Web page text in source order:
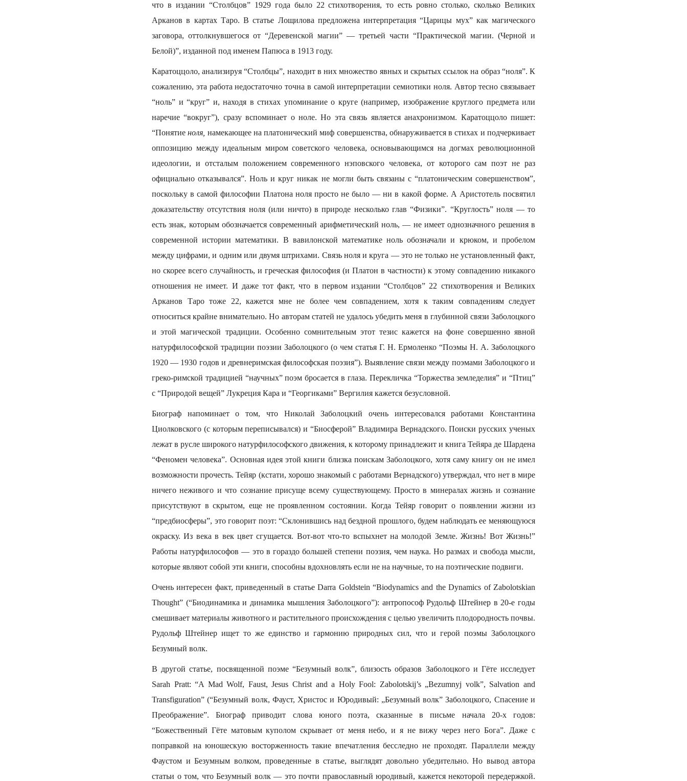
что в издании “Столбцов” 1929 года было 22 стихотворения, то есть ровно столько, сколько Великих
Арканов в картах Таро. В статье Лощилова предложена интерпретация “Царицы мух” как магического
заговора, оттолкнувшегося от “Деревенской магии” — третьей части “Практической магии. (Черной и
Белой)”, изданной под именем Папюса в 1913 году.
Каратоццоло, анализируя “Столбцы”, находит в них множество явных и скрытых ссылок на образ “ноля”. К
сожалению, эта работа недостаточно точна в самой интерпретации семиотики ноля. Автор тесно связывает
“ноль” и “круг” и, находя в стихах упоминание о круге (например, изображение круглого предмета или
наречие “вокруг”), сразу вспоминает о ноле. Но эта связь является анахронизмом. Каратоццоло пишет:
“Понятиеноля, намекающее на платонический миф совершенства, обнаруживается в стихах и подчеркивает
оппозицию между идеальным миром советского человека, основывающимся на догмах революционной
идеологии, и отсталым положением современного нэповского человека, от которого сам поэт не раз
официально отказывался”. Ноль и круг никак не могли быть связаны с “платоническим совершенством”,
поскольку в самой философии Платона ноля просто не было — ни в какой форме. А Аристотель посвятил
доказательству отсутствия ноля (или ничто) в природе несколько глав “Физики”. “Круглость” ноля — то
есть знак, которым обозначается современный арифметический ноль, — не имеет однозначного решения в
современной истории математики. В вавилонской математике ноль обозначали и крюком, и пробелом
между цифрами, и одним или двумя штрихами. Связь ноля и круга — это не только не установленный факт,
но скорее всего случайность, и греческая философия (и Платон в частности) к этому совпадению никакого
отношения не имеет. И даже тот факт, что в первом издании “Столбцов” 22 стихотворения и Великих
Арканов Таро тоже 22, кажется мне не более чем совпадением, хотя к таким совпадениям следует
относиться крайне внимательно. Но авторам статей не удалось убедить меня в глубинной связи Заболоцкого
и этой магической традиции. Особенно сомнительным этот тезис кажется на фоне совершенно явной
натурфилософской традиции поэзии Заболоцкого (о чем статья Г. Н. Ермоленко “Поэмы Н. А. Заболоцкого
1920 — 1930 годов и древнеримская философская поэзия”). Выявление связи между поэмами Заболоцкого и
греко-римской традицией “научных” поэм бросается в глаза. Перекличка “Торжества земледелия” и “Птиц”
с “Природой вещей” Лукреция Кара и “Георгиками” Вергилия кажется безусловной.
Биограф напоминает о том, что Николай Заболоцкий очень интересовался работами Константина
Циолковского (с которым переписывался) и “Биосферой” Владимира Вернадского. Поиски русских ученых
лежат в русле широкого натурфилософского движения, к которому принадлежит и книга Тейяра де Шардена
“Феномен человека”. Основная идея этой книги близка поискам Заболоцкого, хотя саму книгу он не имел
возможности прочесть. Тейяр (кстати, хорошо знакомый с работами Вернадского) утверждал, что нет в мире
ничего неживого и что сознание присуще всему существующему. Просто в минералах жизнь и сознание
присутствуют в скрытом, еще не проявленном состоянии. Когда Тейяр говорит о появлении жизни из
“предбиосферы”, это говорит поэт: “Склонившись над бездной прошлого, будем наблюдать ее меняющуюся
окраску. Из века в век цвет сгущается. Вот-вот что-то вспыхнет на молодой Земле. Жизнь! Вот Жизнь!”
Работы натурфилософов — это в гораздо большей степени поэзия, чем наука. Но размах и свобода мысли,
которые являют собой эти книги, способны вдохновлять если не на научные, то на поэтические подвиги.
Очень интересен факт, приведенный в статье Darra Goldstein “Biodynamics and the Dynamics of Zabolotskian
Thought” (“Биодинамика и динамика мышления Заболоцкого”): антропософ Рудольф Штейнер в 20-е годы
смешивает материалы животного и растительного происхождения с целью увеличить плодородность почвы.
Рудольф Штейнер ищет то же единство и гармонию природных сил, что и герой поэмы Заболоцкого
Безумный волк.
В другой статье, посвященной поэме “Безумный волк”, близость образов Заболоцкого и Гёте исследует
Sarah Pratt: “A Mad Wolf, Faust, Jesus Christ and a Holy Fool: Zabolotskij’s „Bezumnyj volk”, Salvation and
Transfiguration” (“Безумный волк, Фауст, Христос и Юродивый: „Безумный волк” Заболоцкого, Спасение и
Преображение”. Биограф приводит слова юного поэта, сказанные в письме начала 20-х годов:
“Божественный Гёте матовым куполом скрывает от меня небо, и я не вижу через него Бога”. Даже с
поправкой на юношескую восторженность такие впечатления бесследно не проходят. Параллели между
Фаустом и Безумным волком, проведенные в статье, выглядят довольно убедительно. Но вывод автора
статьи о том, что Безумный волк — это почти православный юродивый, кажется некоторой передержкой.